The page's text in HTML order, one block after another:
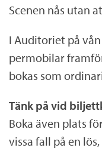
Scenen nås utan
I Auditoriet på
permobilar
bokas som
Tänk på vid
Boka även plats
vissa fall på en